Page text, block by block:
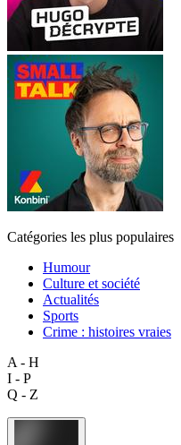
Catégories les plus populaires
Humour
Culture et société
Actualités
Sports
Crime : histoires vraies
A - H
I - P
Q - Z